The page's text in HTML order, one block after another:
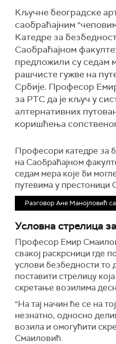
Кључне београдске
саобраћајним
Катедре за
Саобраћајном
предложили су седам
рашчисте гужве на
Србије. Професор
за РТС да је кључ у
алтернативних
коришћења
Професори катедре за
на Саобраћајном
седам мера које би
путевима у престоници
Разговор Ане Манојловић
Условна стрелица
Професор Емир
свакој раскрсници где
услови безбедности то
поставити стрелицу
скретање возилима
"На тај начин ће се на
незнатно, односно
возила и омогућити
Смаиловић.